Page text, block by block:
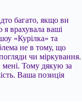
багато, якщо ви
я врахувала ваші
«Курілка» та
не в тому, що
чи міркування.
Тому дякую за
Ваша позиція